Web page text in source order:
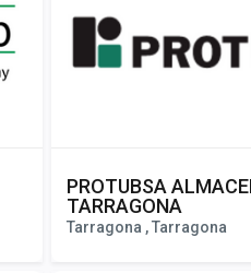
PROTUBSA
TARRAGONA
Tarragona , Tarragona